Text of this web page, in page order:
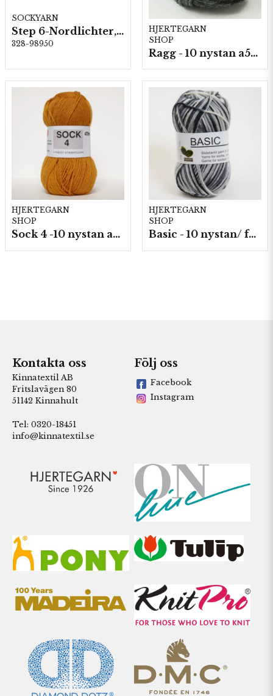
SOCKYARN
Step 6-Nordlichter, 5 färger á 1,5 kg.
328-98950
HJERTEGARN
SHOP
Ragg - 10 nystan a50g./fp.
HJERTEGARN
SHOP
Sock 4 -10 nystan a50g./fp.
HJERTEGARN
SHOP
Basic - 10 nystan/ fp. a50 g
Kontakta oss
Kinnatextil AB
Fritslavägen 80
51142 Kinnahult
Tel: 0320-18451
info@kinnatextil.se
Följ oss
Facebook
Instagram